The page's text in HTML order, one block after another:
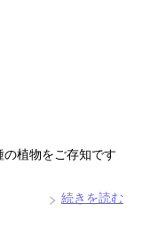
植物をご存知です
続きを読む